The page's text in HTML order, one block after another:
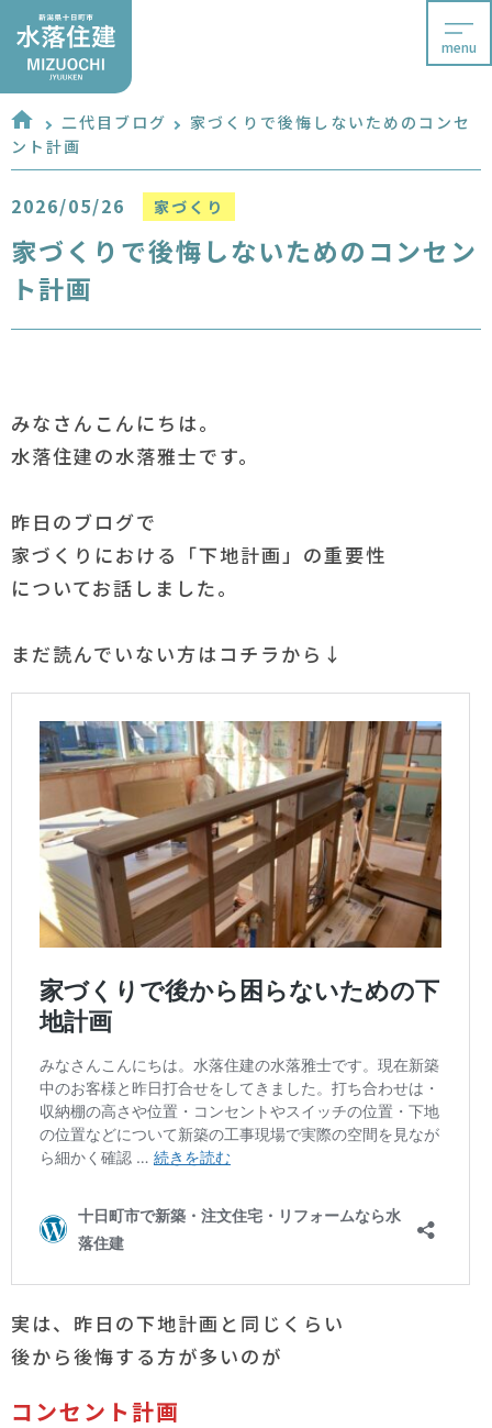
menu
二代目ブログ
家づくりで後悔しないためのコンセ
ント計画
2026/05/26 家づくり
家づくりで後悔しないためのコンセン
ト計画
みなさんこんにちは。
水落住建の水落雅士です。
昨日のブログで
家づくりにおける「下地計画」の重要性
についてお話しました。
まだ読んでいない方はコチラから↓
実は、昨日の下地計画と同じくらい
後から後悔する方が多いのが
コンセント計画